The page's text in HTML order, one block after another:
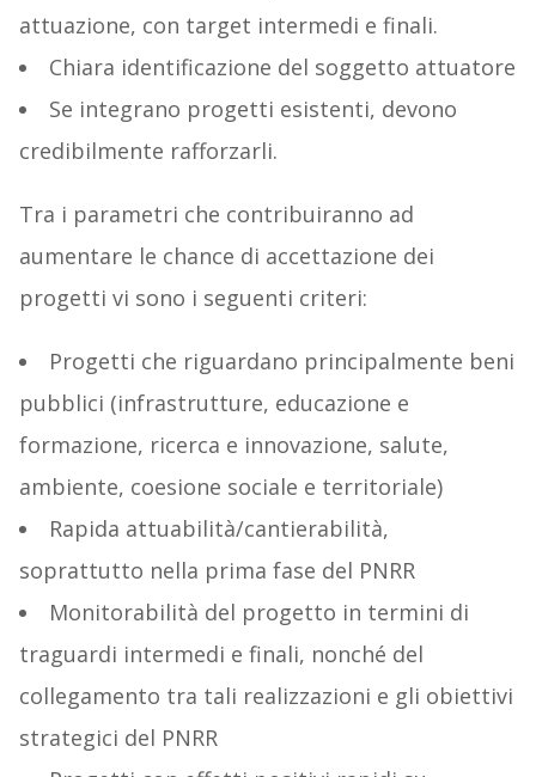
attuazione, con target intermedi e finali.
Chiara identificazione del soggetto attuatore
Se integrano progetti esistenti, devono
credibilmente rafforzarli.
Tra i parametri che contribuiranno ad
aumentare le chance di accettazione dei
progetti vi sono i seguenti criteri:
Progetti che riguardano principalmente beni
pubblici (infrastrutture, educazione e
formazione, ricerca e innovazione, salute,
ambiente, coesione sociale e territoriale)
Rapida attuabilità/cantierabilità,
soprattutto nella prima fase del PNRR
Monitorabilità del progetto in termini di
traguardi intermedi e finali, nonché del
collegamento tra tali realizzazioni e gli obiettivi
strategici del PNRR